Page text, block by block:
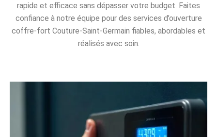
rapide et efficace sans dépasser votre budget. Faites
confiance à notre équipe pour des services d’ouverture
coffre-fort Couture-Saint-Germain fiables, abordables et
réalisés avec soin.